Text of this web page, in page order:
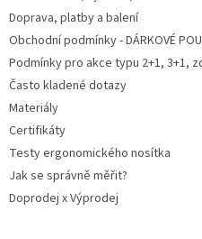
Doprava, platby a balení
Obchodní podmínky - DÁRKOVÉ
Podmínky pro akce typu 2+1, 3+1,
Často kladené dotazy
Materiály
Certifikáty
Testy ergonomického nosítka
Jak se správně měřit?
Doprodej x Výprodej